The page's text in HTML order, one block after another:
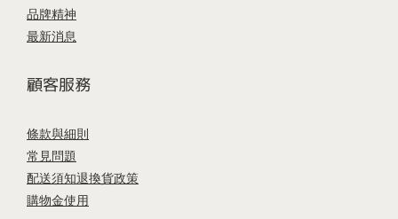
品牌精神
最新消息
顧客服務
條款與細則
常見問題
配送須知退換貨政策
購物金使用